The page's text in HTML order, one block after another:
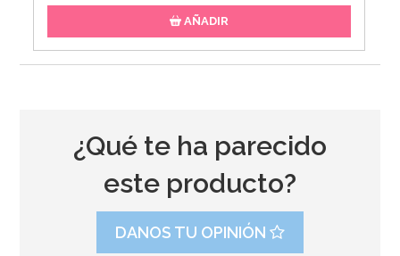
AÑADIR
¿Qué te ha parecido
este producto?
DANOS TU OPINIÓN